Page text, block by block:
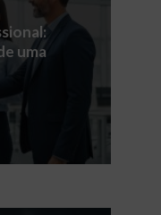
uma